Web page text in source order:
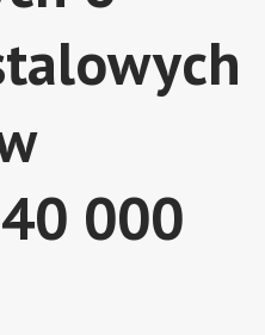
000